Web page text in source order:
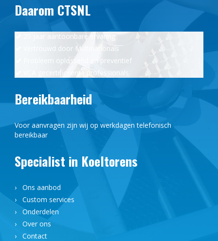
Daarom CTSNL
20 jaar aantoonbare ervaring
Vertrouwd door Multinationals
Probleem oplossend en preventief
VCA gecertificeerde professionals
Bereikbaarheid
Voor aanvragen zijn wij op werkdagen telefonisch
bereikbaar
Specialist in Koeltorens
› Ons aanbod
› Custom services
› Onderdelen
› Over ons
› Contact